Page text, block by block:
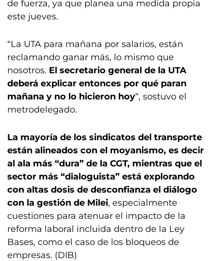
de fuerza, ya que planea una medida propia
este jueves.
“La UTA para mañana por salarios, están
reclamando ganar más, lo mismo que
nosotros. El secretario general de la UTA
deberá explicar entonces por qué paran
mañana y no lo hicieron hoy“, sostuvo el
metrodelegado.
La mayoría de los sindicatos del transporte
están alineados con el moyanismo, es decir
al ala más “dura” de la CGT, mientras que el
sector más “dialoguista” está explorando
con altas dosis de desconfianza el diálogo
con la gestión de Milei, especialmente
cuestiones para atenuar el impacto de la
reforma laboral incluida dentro de la Ley
Bases, como el caso de los bloqueos de
empresas. (DIB)